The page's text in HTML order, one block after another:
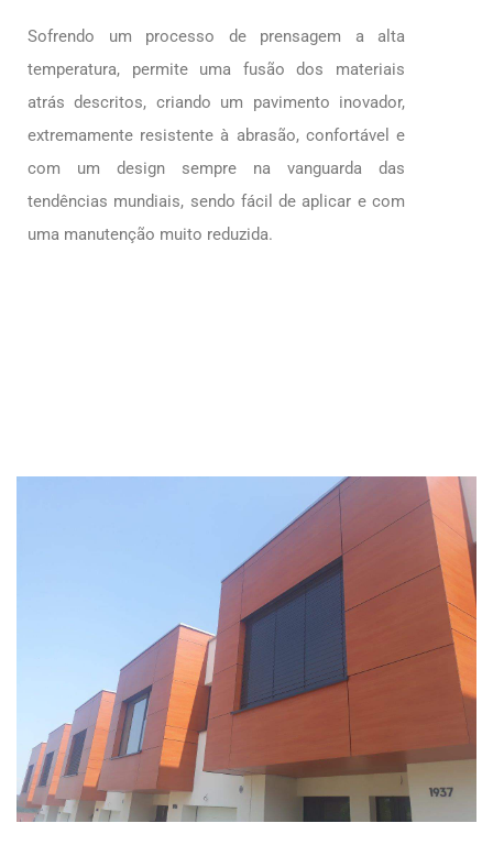
Sofrendo um processo de prensagem a alta
temperatura, permite uma fusão dos materiais
atrás descritos, criando um pavimento inovador,
extremamente resistente à abrasão, confortável e
com um design sempre na vanguarda das
tendências mundiais, sendo fácil de aplicar e com
uma manutenção muito reduzida.